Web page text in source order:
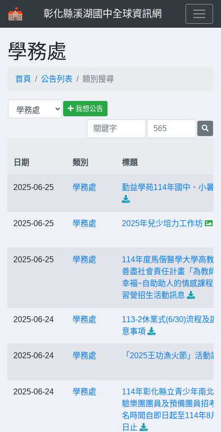
彰化縣溪湖國中全球資訊網
學務處
首頁 公告列表 類別搜尋
我想公告
日期 類別 標題
2025-06-25 學務處 勤益學苑114年國中、小暑
2025-06-25 學務處 2025年兒少培力工作坊
2025-06-25 學務處
114年度馬偕醫學大學高教
善盡社會責任計畫「為教師
幸福~自助助人的情感課程
習營招生活動訊息
2025-06-24 學務處
113-2休業式(6/30)流程及調
意事項
2025-06-24 學務處 「2025王功漁火節」活動訊
2025-06-24 學務處
114年彰化縣立青少年南北
驗樂團團員及預備團員招考
名時間自即日起至114年8月
日止